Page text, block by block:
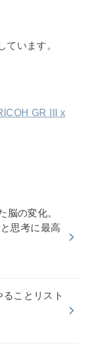
ています。
GR III x
脳の変化。
思考に最高
ことリスト